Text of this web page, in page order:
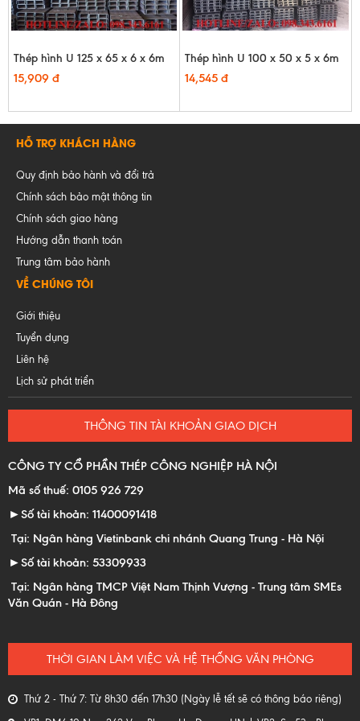
Thép hình U 125 x 65 x 6 x 6m
15,909 đ
Thép hình U 100 x 50 x 5 x 6m
14,545 đ
HỖ TRỢ KHÁCH HÀNG
Quy định bảo hành và đổi trả
Chính sách bảo mật thông tin
Chính sách giao hàng
Hướng dẫn thanh toán
Trung tâm bảo hành
VỀ CHÚNG TÔI
Giới thiệu
Tuyển dụng
Liên hệ
Lịch sử phát triển
THÔNG TIN TÀI KHOẢN GIAO DỊCH
CÔNG TY CỔ PHẦN THÉP CÔNG NGHIỆP HÀ NỘI
Mã số thuế: 0105 926 729
►Số tài khoản: 11400091418
Tại: Ngân hàng Vietinbank chi nhánh Quang Trung - Hà Nội
►Số tài khoản: 53309933
Tại: Ngân hàng TMCP Việt Nam Thịnh Vượng - Trung tâm SMEs
Văn Quán - Hà Đông
THỜI GIAN LÀM VIỆC VÀ HỆ THỐNG VĂN PHÒNG
Thứ 2 - Thứ 7: Từ 8h30 đến 17h30 (Ngày lễ tết sẽ có thông báo riêng)